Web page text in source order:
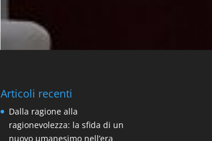
Articoli recenti
Dalla ragione alla
ragionevolezza: la sfida di un
nuovo umanesimo nell’era